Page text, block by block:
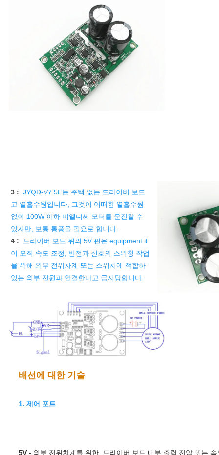
3 : JYQD-V7.5E는 주택 없는 드라이버 보드
고 열흡수원입니다, 그것이 어떠한 열흡수원
없이 100W 이하 비엘디씨 모터를 운전할 수
있지만, 보통 통풍을 필요로 합니다.
4 :
드라이버 보드 위의 5V 핀은 equipment.it
이 오직 속도 조정, 반전과 신호의 스위칭 작업
을 위해 외부 전위차계 또는 스위치에 적합하
있는 외부 전원과 연결한다고 금지당합니다.
배선에 대한 기술
1. 제어 포트
5V - 외부 전위차계를 위한, 드라이버 보드 내부 출력 전압 또는